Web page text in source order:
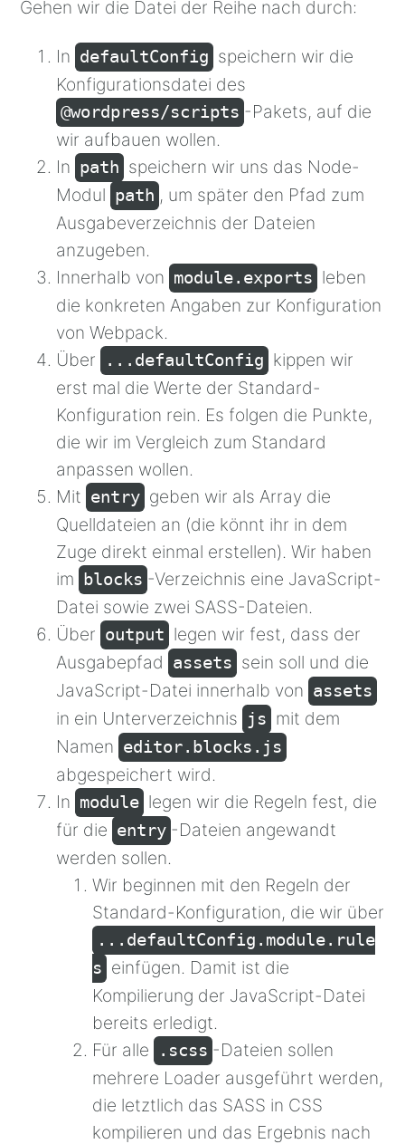
Sprache:
javascript
Gehen wir die Datei der Reihe nach durch:
In defaultConfig speichern wir die
Konfigurationsdatei des
@wordpress/scripts -Pakets, auf die
wir aufbauen wollen.
In path speichern wir uns das Node-
Modul path , um später den Pfad zum
Ausgabeverzeichnis der Dateien
anzugeben.
Innerhalb von module.exports leben
die konkreten Angaben zur Konfiguration
von Webpack.
Über
...defaultConfig kippen wir
erst mal die Werte der Standard-
Konfiguration rein. Es folgen die Punkte,
die wir im Vergleich zum Standard
anpassen wollen.
Mit entry geben wir als Array die
Quelldateien an (die könnt ihr in dem
Zuge direkt einmal erstellen). Wir haben
im blocks -Verzeichnis eine JavaScript-
Datei sowie zwei SASS-Dateien.
Über output legen wir fest, dass der
Ausgabepfad assets sein soll und die
JavaScript-Datei innerhalb von assets
in ein Unterverzeichnis js mit dem
Namen editor.blocks.js
abgespeichert wird.
In module legen wir die Regeln fest, die
für die entry -Dateien angewandt
werden sollen.
Wir beginnen mit den Regeln der
Standard-Konfiguration, die wir über
...defaultConfig.module.rule
s einfügen. Damit ist die
Kompilierung der JavaScript-Datei
bereits erledigt.
Für alle
.scss -Dateien sollen
mehrere Loader ausgeführt werden,
die letztlich das SASS in CSS
kompilieren und das Ergebnis nach